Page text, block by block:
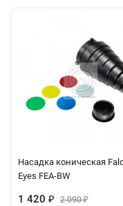
Насадка коническая
Eyes FEA-BW
1 420 ₽ 2 090₽